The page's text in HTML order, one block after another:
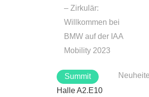
– Zirkulär:
Willkommen bei
BMW auf der IAA
Mobility 2023
Summit
Halle A2.E10